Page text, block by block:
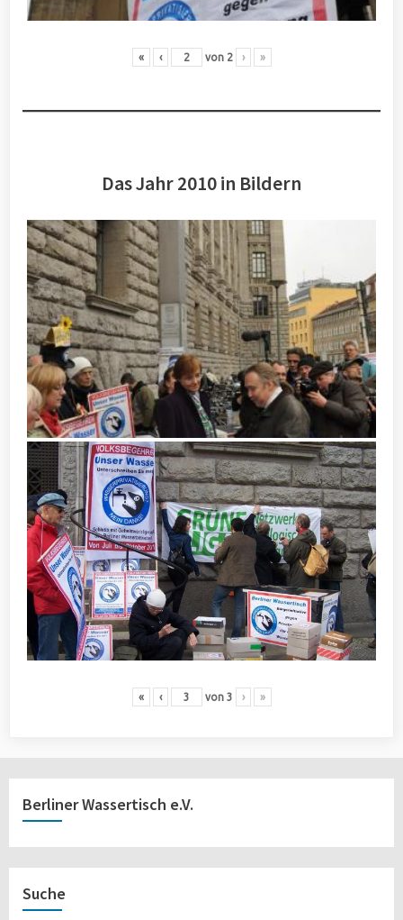
« ‹ von 2 › »
Das Jahr 2010 in Bildern
« ‹ von 3 › »
Berliner Wassertisch e.V.
Suche